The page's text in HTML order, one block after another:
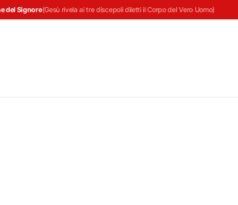
del Signore(Gesù rivela ai tre discepoli diletti il Corpo del Vero Uomo)